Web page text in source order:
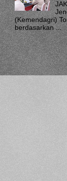
(Kemendagri)
berdasarkan ...